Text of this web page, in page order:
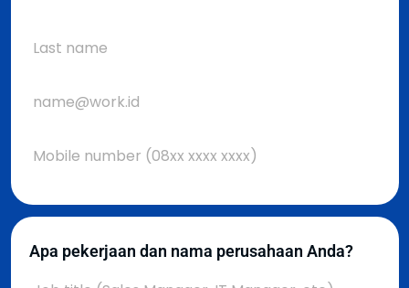
Apa pekerjaan dan nama perusahaan Anda?